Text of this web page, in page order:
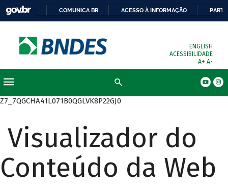
COMUNICA BR ACESSO À INFORMAÇÃO
ENGLISH
ACESSIBILIDADE
A+ A-
Z7_7QGCHA41L071B0QGLVK8P22GJ0
Visualizador do
Conteúdo da Web